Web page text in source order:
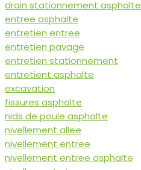
drain stationnement asphalte
entree asphalte
entretien entree
entretien pavage
entretien stationnement
entretient asphalte
excavation
fissures asphalte
nids de poule asphalte
nivellement allee
nivellement entree
nivellement entree asphalte